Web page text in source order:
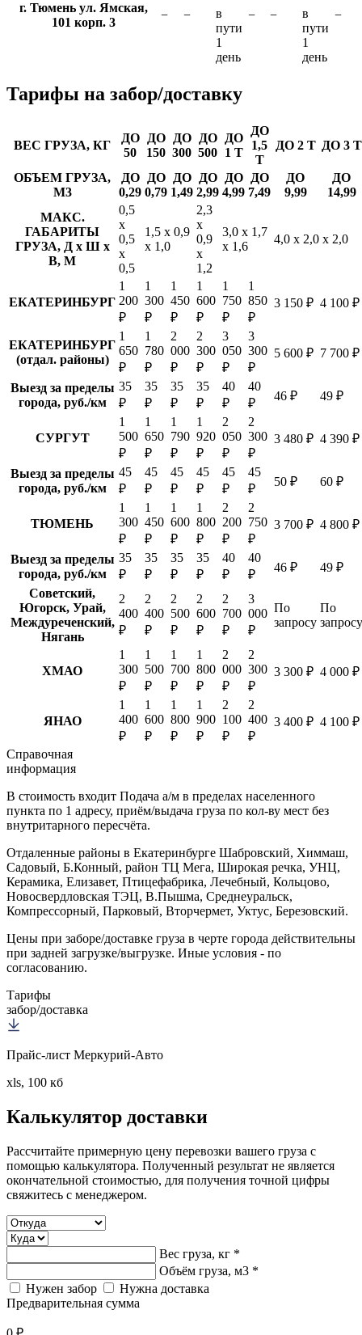
г. Тюмень ул. Ямская,
101 корп. 3
− −
в
пути
1
день
− −
в
пути
1
день
−
Тарифы на забор/доставку
ВЕС ГРУЗА, КГ
ДО
50
ДО
150
ДО
300
ДО
500
ДО
1 Т
ДО
1,5
Т
ДО 2 Т ДО 3 Т
ОБЪЕМ ГРУЗА,
М3
ДО
0,29
ДО
0,79
ДО
1,49
ДО
2,99
ДО
4,99
ДО
7,49
ДО
9,99
ДО
14,99
МАКС.
ГАБАРИТЫ
ГРУЗА, Д х Ш х
В, М
0,5
х
0,5
х
0,5
1,5 х 0,9
х 1,0
2,3
х
0,9
х
1,2
3,0 х 1,7
х 1,6
4,0 х 2,0 х 2,0
ЕКАТЕРИНБУРГ
1
200
₽
1
300
₽
1
450
₽
1
600
₽
1
750
₽
1
850
₽
3 150 ₽ 4 100 ₽
ЕКАТЕРИНБУРГ
(отдал. районы)
1
650
₽
1
780
₽
2
000
₽
2
300
₽
3
050
₽
3
300
₽
5 600 ₽ 7 700 ₽
Выезд за пределы
города, руб./км
35
₽
35
₽
35
₽
35
₽
40
₽
40
₽
46 ₽ 49 ₽
СУРГУТ
1
500
₽
1
650
₽
1
790
₽
1
920
₽
2
050
₽
2
300
₽
3 480 ₽ 4 390 ₽
Выезд за пределы
города, руб./км
45
₽
45
₽
45
₽
45
₽
45
₽
45
₽
50 ₽ 60 ₽
ТЮМЕНЬ
1
300
₽
1
450
₽
1
600
₽
1
800
₽
2
200
₽
2
750
₽
3 700 ₽ 4 800 ₽
Выезд за пределы
города, руб./км
35
₽
35
₽
35
₽
35
₽
40
₽
40
₽
46 ₽
49 ₽
Советский,
Югорск, Урай,
Междуреченский,
Нягань
2
400
₽
2
400
₽
2
500
₽
2
600
₽
2
700
₽
3
000
₽
По
запросу
По
запросу
ХМАО
1
300
₽
1
500
₽
1
700
₽
1
800
₽
2
000
₽
2
300
₽
3 300 ₽ 4 000 ₽
ЯНАО
1
400
₽
1
600
₽
1
800
₽
1
900
₽
2
100
₽
2
400
₽
3 400 ₽ 4 100 ₽
Справочная
информация
В стоимость входит Подача а/м в пределах населенного
пункта по 1 адресу, приём/выдача груза по кол-ву мест без
внутритарного пересчёта.
Отдаленные районы в Екатеринбурге Шабровский, Химмаш,
Садовый, Б.Конный, район ТЦ Мега, Широкая речка, УНЦ,
Керамика, Елизавет, Птицефабрика, Лечебный, Кольцово,
Новосвердловская ТЭЦ, В.Пышма, Среднеуральск,
Компрессорный, Парковый, Вторчермет, Уктус, Березовский.
Цены при заборе/доставке груза в черте города действительны
при задней загрузке/выгрузке. Иные условия - по
согласованию.
Тарифы
забор/доставка
Прайс-лист Меркурий-Авто
xls, 100 кб
Калькулятор доставки
Рассчитайте примерную цену перевозки вашего груза с
помощью калькулятора. Полученный результат не является
окончательной стоимостью, для получения точной цифры
свяжитесь с менеджером.
Вес груза, кг *
Объём груза, м3 *
Нужен забор
Нужна доставка
Предварительная сумма